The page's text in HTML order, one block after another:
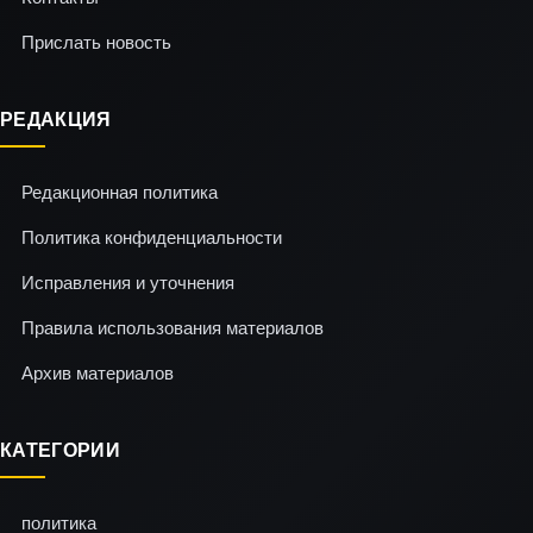
Прислать новость
РЕДАКЦИЯ
Редакционная политика
Политика конфиденциальности
Исправления и уточнения
Правила использования материалов
Архив материалов
КАТЕГОРИИ
политика